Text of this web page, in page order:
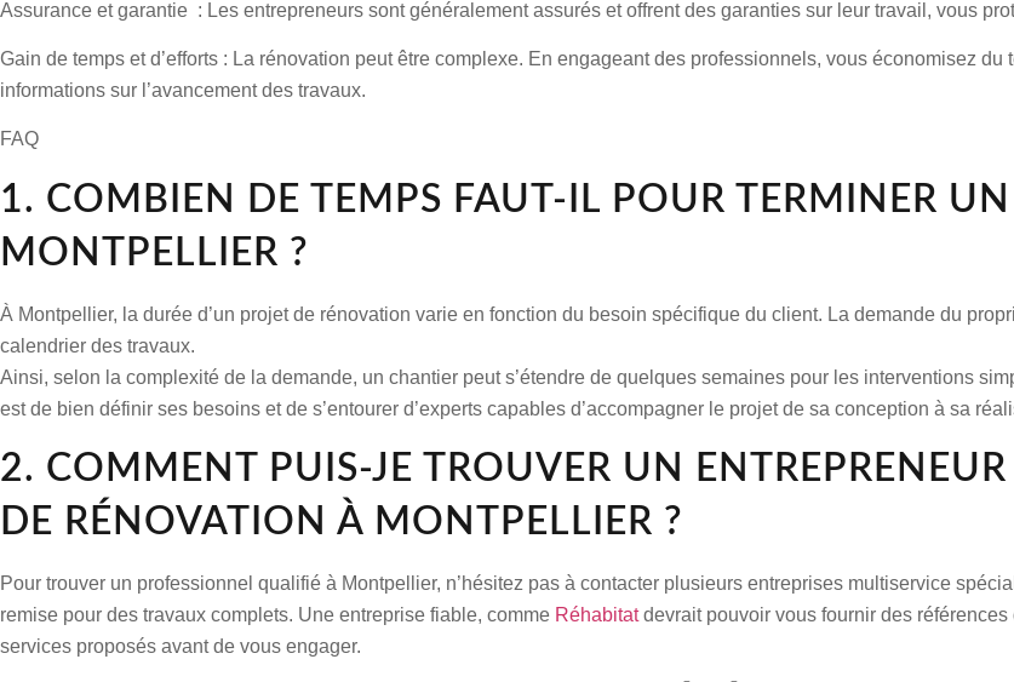
Assurance et garantie : Les entrepreneurs sont généralement assurés et offrent des garanties sur leur travail, vous
Gain de temps et d’efforts : La rénovation peut être complexe. En engageant des professionnels, vous économisez
informations sur l’avancement des travaux.
FAQ
1. COMBIEN DE TEMPS FAUT-IL POUR TERMINER
MONTPELLIER ?
À Montpellier, la durée d’un projet de rénovation varie en fonction du besoin spécifique du client. La demande du
calendrier des travaux.
Ainsi, selon la complexité de la demande, un chantier peut s’étendre de quelques semaines pour les interventions
est de bien définir ses besoins et de s’entourer d’experts capables d’accompagner le projet de sa conception à sa
2. COMMENT PUIS-JE TROUVER UN
DE RÉNOVATION À MONTPELLIER ?
Pour trouver un professionnel qualifié à Montpellier, n’hésitez pas à contacter plusieurs entreprises multiservice
remise pour des travaux complets. Une entreprise fiable, comme Réhabitatdevrait pouvoir vous fournir des
services proposés avant de vous engager.